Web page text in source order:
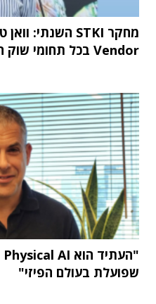
Vendor בכל תחומי שוק ה-IT
שפועלת בעולם הפיזי"